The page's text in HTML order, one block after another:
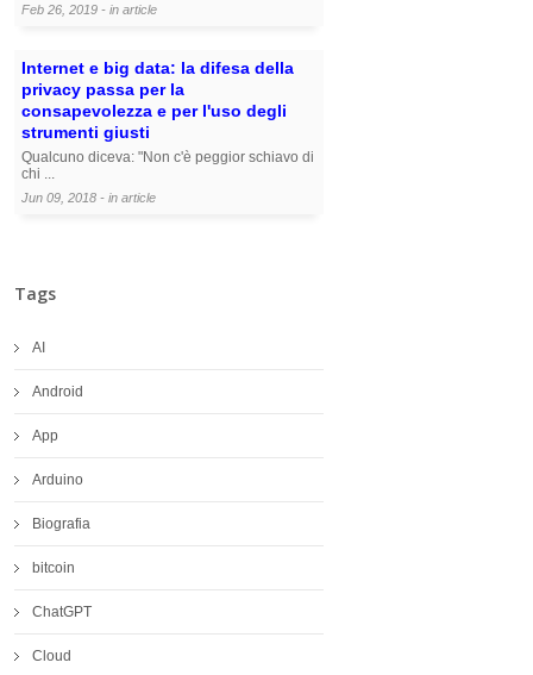
Feb 26, 2019 - in article
Internet e big data: la difesa della
privacy passa per la
consapevolezza e per l'uso degli
strumenti giusti
Qualcuno diceva: "Non c'è peggior schiavo di
chi ...
Jun 09, 2018 - in article
Tags
AI
Android
App
Arduino
Biografia
bitcoin
ChatGPT
Cloud